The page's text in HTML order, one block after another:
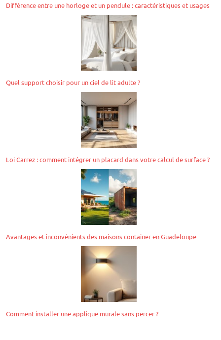
Différence entre une horloge et un pendule : caractéristiques et usages
Quel support choisir pour un ciel de lit adulte ?
Loi Carrez : comment intégrer un placard dans votre calcul de surface ?
Avantages et inconvénients des maisons container en Guadeloupe
Comment installer une applique murale sans percer ?